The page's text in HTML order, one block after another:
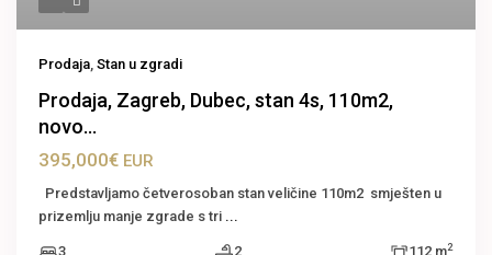
Prodaja, Stan u zgradi
Prodaja, Zagreb, Dubec, stan 4s, 110m2,
novo...
395,000€ EUR
Predstavljamo četverosoban stan veličine 110m2 smješten u
prizemlju manje zgrade s tri ...
3 2 112 m2